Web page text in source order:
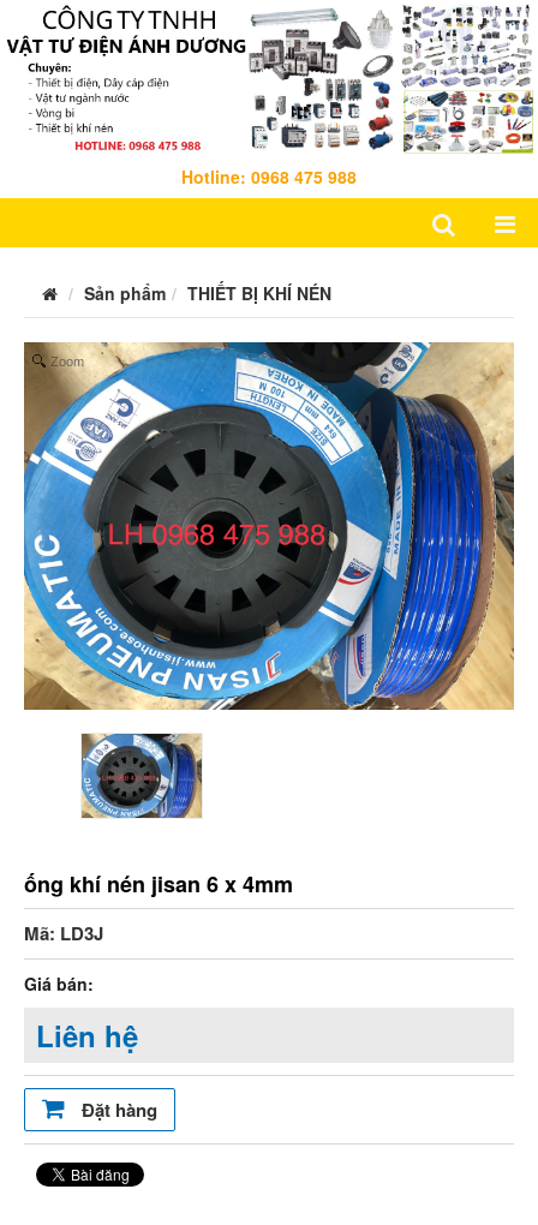
Hotline: 0968 475 988
Sản phẩm THIẾT BỊ KHÍ NÉN
Zoom
ống khí nén jisan 6 x 4mm
Mã: LD3J
Giá bán:
Liên hệ
Đặt hàng